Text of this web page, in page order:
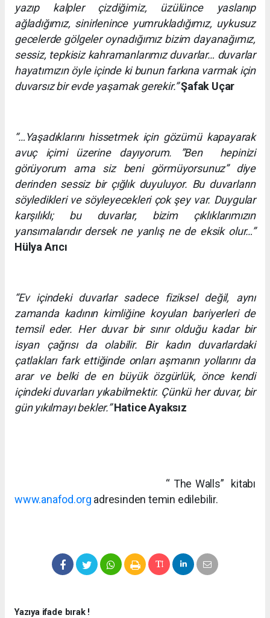
yazıp kalpler çizdiğimiz, üzülünce yaslanıp
ağladığımız, sinirlenince yumrukladığımız, uykusuz
gecelerde gölgeler oynadığımız bizim dayanağımız,
sessiz, tepkisiz kahramanlarımız duvarlar… duvarlar
hayatımızın öyle içinde ki bunun farkına varmak için
duvarsız bir evde yaşamak gerekir.”Şafak Uçar
“…Yaşadıklarını hissetmek için gözümü kapayarak
avuç içimi üzerine dayıyorum. ”Ben hepinizi
görüyorum ama siz beni görmüyorsunuz” diye
derinden sessiz bir çığlık duyuluyor. Bu duvarların
söyledikleri ve söyleyecekleri çok şey var. Duygular
karşılıklı; bu duvarlar, bizim çıklıklarımızın
yansımalarıdır dersek ne yanlış ne de eksik olur…”
Hülya Arıcı
“Ev içindeki duvarlar sadece fiziksel değil, aynı
zamanda kadının kimliğine koyulan bariyerleri de
temsil eder. Her duvar bir sınır olduğu kadar bir
isyan çağrısı da olabilir. Bir kadın duvarlardaki
çatlakları fark ettiğinde onları aşmanın yollarını da
arar ve belki de en büyük özgürlük, önce kendi
içindeki duvarları yıkabilmektir. Çünkü her duvar, bir
gün yıkılmayı bekler.”Hatice Ayaksız
“ The Walls” kitabı
www.anafod.org adresinden temin edilebilir.
Yazıya ifade bırak !